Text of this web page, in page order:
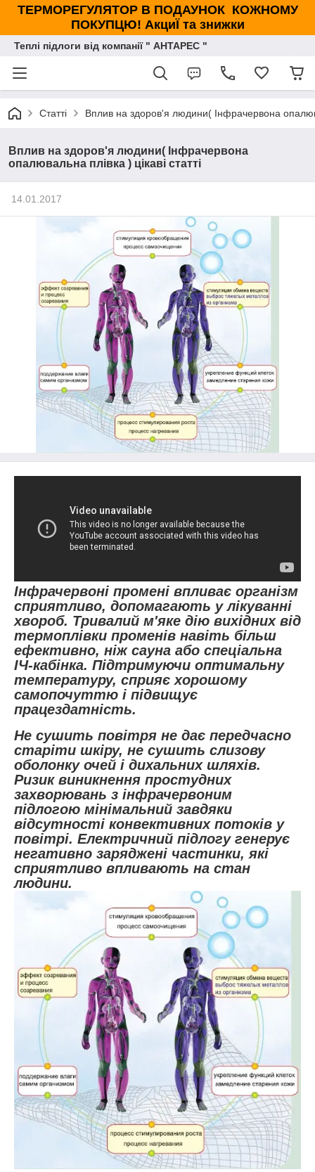
ТЕРМОРЕГУЛЯТОР В ПОДАУНОК КОЖНОМУ
ПОКУПЦЮ! АкциЇ та знижки
Теплі підлоги від компанії " АНТАРЕС "
Статті Вплив на здоров'я людини( Інфрачервона
Вплив на здоров'я людини( Інфрачервона
опалювальна плівка ) цікаві статті
14.01.2017
Інфрачервоні промені впливає організм
сприятливо, допомагають у лікуванні
хвороб. Тривалий м'яке дію вихідних від
термоплівки променів навіть більш
ефективно, ніж сауна або спеціальна
ІЧ-кабінка. Підтримуючи оптимальну
температуру, сприяє хорошому
самопочуттю і підвищує
працездатність.
Не сушить повітря не дає передчасно
старіти шкіру, не сушить слизову
оболонку очей і дихальних шляхів.
Ризик виникнення простудних
захворювань з інфрачервоним
підлогою мінімальний завдяки
відсутності конвективних потоків у
повітрі. Електричний підлогу генерує
негативно заряджені частинки, які
сприятливо впливають на стан
людини.